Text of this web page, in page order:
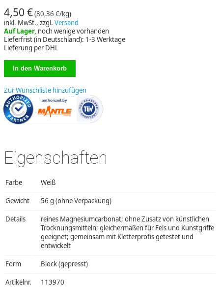
4,50 €(80,36 €/kg)
inkl. MwSt., zzgl. Versand
Auf Lager, noch wenige vorhanden
Lieferfrist (in Deutschland): 1-3 Werktage
Lieferung per DHL
Zur Wunschliste hinzufügen
Eigenschaften
Farbe Weiß
Gewicht 56 g (ohne Verpackung)
Details
reines Magnesiumcarbonat; ohne Zusatz von künstlichen
Trocknungsmitteln; gleichermaßen für Fels und Kunstgriffe
geeignet; gemeinsam mit Kletterprofis getestet und
entwickelt
Form Block (gepresst)
Artikelnr. 113970